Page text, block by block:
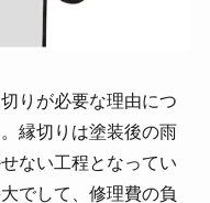
りが必要な理由につ
縁切りは塗装後の雨
ない工程となってい
でして、修理費の負